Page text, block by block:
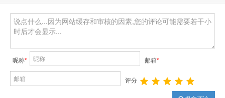
昵称* 邮箱*
评分